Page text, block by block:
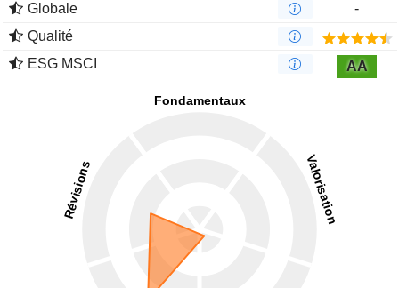
Globale
-
Qualité
ESG MSCI
AA